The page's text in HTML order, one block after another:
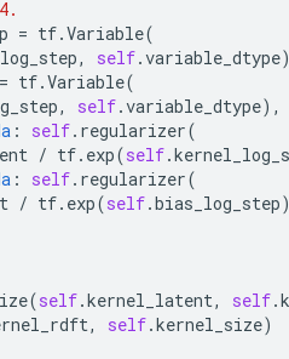
4.
= tf.Variable(
, self.variable_dtype
= tf.Variable(
, self.variable_dtype),
: self. regularizer(
/ tf. exp(self.
: self. regularizer(
/ tf. exp(self.bias_log_step
(self.kernel_latent, self.
, self.kernel_size)